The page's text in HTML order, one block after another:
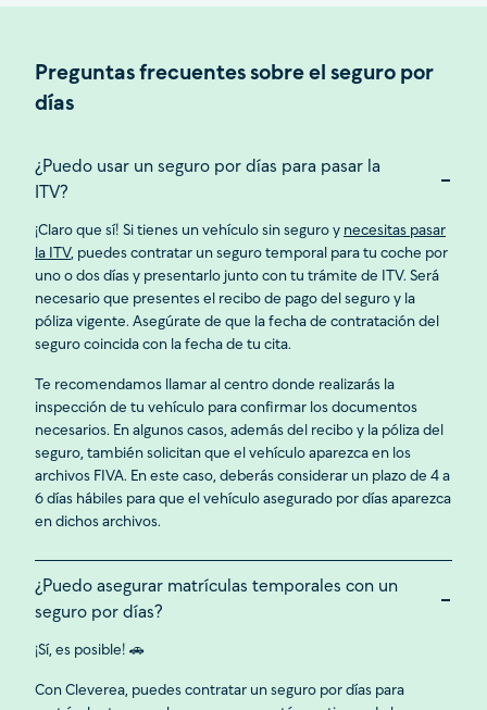
Preguntas frecuentes sobre el seguro por
días
¿Puedo usar un seguro por días para pasar la
ITV?
¡Claro que sí! Si tienes un vehículo sin seguro y necesitas pasar
la ITV, puedes contratar un seguro temporal para tu coche por
uno o dos días y presentarlo junto con tu trámite de ITV. Será
necesario que presentes el recibo de pago del seguro y la
póliza vigente. Asegúrate de que la fecha de contratación del
seguro coincida con la fecha de tu cita.
Te recomendamos llamar al centro donde realizarás la
inspección de tu vehículo para confirmar los documentos
necesarios. En algunos casos, además del recibo y la póliza del
seguro, también solicitan que el vehículo aparezca en los
archivos FIVA. En este caso, deberás considerar un plazo de 4 a
6 días hábiles para que el vehículo asegurado por días aparezca
en dichos archivos.
¿Puedo asegurar matrículas temporales con un
seguro por días?
¡Sí, es posible! 🚗
Con Cleverea, puedes contratar un seguro por días para